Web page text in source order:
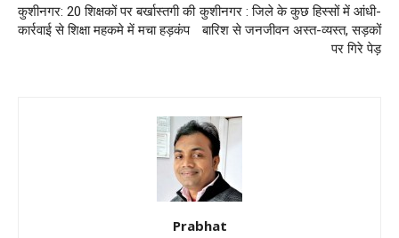
कुशीनगर: 20 शिक्षकों पर बर्खास्तगी की
कार्रवाई से शिक्षा महकमे में मचा हड़कंप
कुशीनगर : जिले के कुछ हिस्सों में आंधी-
बारिश से जनजीवन अस्त-व्यस्त, सड़कों
पर गिरे पेड़
Prabhat